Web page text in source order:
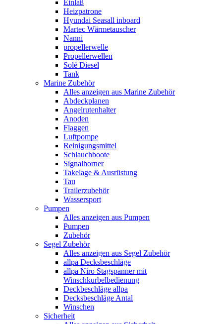
Einlaß
Heizpatrone
Hyundai Seasall inboard
Martec Wärmetauscher
Nanni
propellerwelle
Propellerwellen
Solé Diesel
Tank
Marine Zubehör
Alles anzeigen aus Marine Zubehör
Abdeckplanen
Angelrutenhalter
Anoden
Flaggen
Luftpompe
Reinigungsmittel
Schlauchboote
Signalhorner
Takelage & Ausrüstung
Tau
Trailerzubehör
Wassersport
Pumpen
Alles anzeigen aus Pumpen
Pumpen
Zubehör
Segel Zubehör
Alles anzeigen aus Segel Zubehör
allpa Decksbeschläge
allpa Niro Stagspanner mit
Winschkurbelbedienung
Deckbeschläge allpa
Decksbeschläge Antal
Winschen
Sicherheit